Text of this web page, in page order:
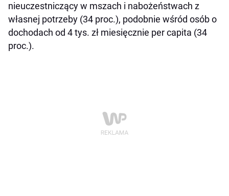
nieuczestniczący w mszach i nabożeństwach z
własnej potrzeby (34 proc.), podobnie wśród osób o
dochodach od 4 tys. zł miesięcznie per capita (34
proc.).